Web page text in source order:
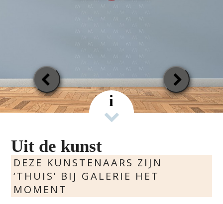
Previous
Slide
Next
Slide
i
Uit de kunst
DEZE KUNSTENAARS ZIJN
‘THUIS’ BIJ GALERIE HET
MOMENT